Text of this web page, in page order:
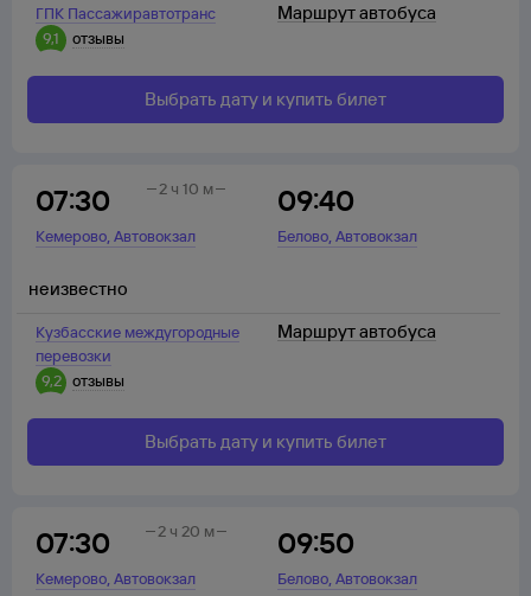
ГПК Пассажиравтотранс
9,1
отзывы
Маршрут автобуса
Выбрать дату и купить билет
07:30
Кемерово,Автовокзал
09:40
Белово,Автовокзал
2 ч 10 м
Кузбасские междугородные
перевозки
9,2 отзывы
неизвестно
Маршрут автобуса
Выбрать дату и купить билет
07:30
Кемерово,Автовокзал
09:50
Белово,Автовокзал
2 ч 20 м